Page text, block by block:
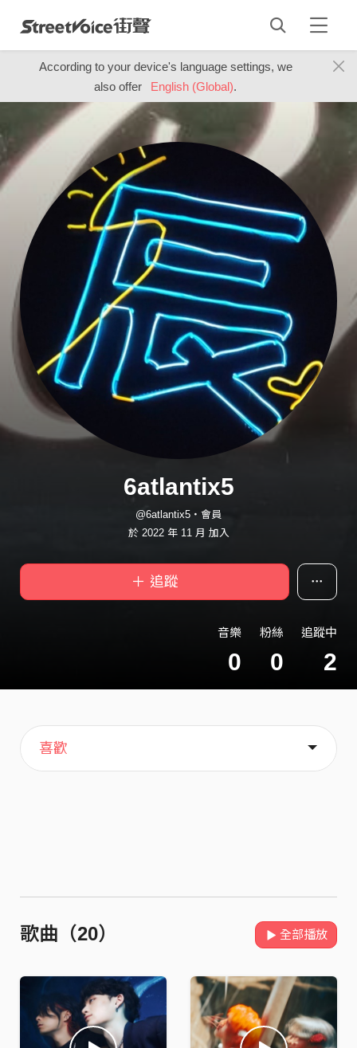
According to your device's language settings, we
also offer
English (Global).
6atlantix5
@6atlantix5・會員
於 2022 年 11 月 加入
＋ 追蹤
音樂
0
粉絲
0
追蹤中
2
主頁
歌單
喜歡
關於
歌曲（20） 全部播放